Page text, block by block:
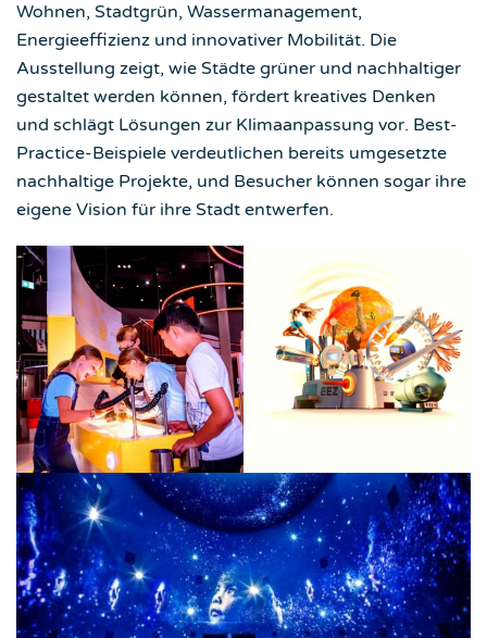
Wohnen, Stadtgrün, Wassermanagement,
Energieeffizienz und innovativer Mobilität. Die
Ausstellung zeigt, wie Städte grüner und nachhaltiger
gestaltet werden können, fördert kreatives Denken
und schlägt Lösungen zur Klimaanpassung vor. Best-
Practice-Beispiele verdeutlichen bereits umgesetzte
nachhaltige Projekte, und Besucher können sogar ihre
eigene Vision für ihre Stadt entwerfen.